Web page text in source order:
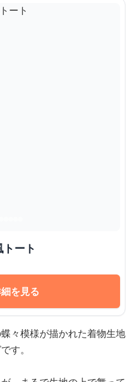
ート
を見る
々模様が描かれた着物生地
す。